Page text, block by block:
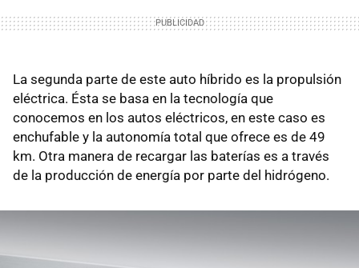
La segunda parte de este auto híbrido es la propulsión
eléctrica. Ésta se basa en la tecnología que
conocemos en los autos eléctricos, en este caso es
enchufable y la autonomía total que ofrece es de 49
km. Otra manera de recargar las baterías es a través
de la producción de energía por parte del hidrógeno.